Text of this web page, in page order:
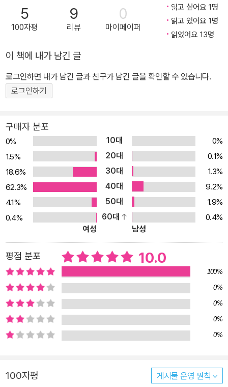
를 이해하고 의미를 파악해 보세요. 3단계: 각 패턴의 의미를 파악하
고 원 안에 있는 이미지와 교체 표현을 활용하여 문장을 완성해 봅니
다. 일기에서 보았던 패턴 문장에 새로운 표현 두 가지를 갈아 끼우면
호 안에 있는 힌트 단어를 사용하여 오늘 일기에서 공부했던 문장을
다시 한 번 써 봅니다. 스스로 테스트해 보고, 잘기억이 나지 않으면
다시 앞으로 돌아가 문장을 확인해 보세요. 본문 일기와 예문을 전체
게 학습에 활용할 수 있습니다. 또한 본문에 나왔던 핵심 표현들을 엮
은 단어장이 온라인으로 제공되므로 예습, 복습에 활용하여 알찬 학
습을 진행하세요!
5
100자평
9
리뷰
0
마이페이퍼
읽고 싶어요 1명
읽고 있어요 1명
읽었어요 13명
이 책에 내가 남긴 글
로그인하면 내가 남긴 글과 친구가 남긴 글을 확인할 수 있습니다.
로그인하기
구매자 분포
0% 10대
0%
1.5%
20대
0.1%
18.6%
30대
1.3%
62.3%
40대
9.2%
4.1%
50대
1.9%
0.4%
60대
0.4%
여성
남성
평점 분포 10.0
100%
0%
0%
0%
0%
100자평 게시물 운영 원칙